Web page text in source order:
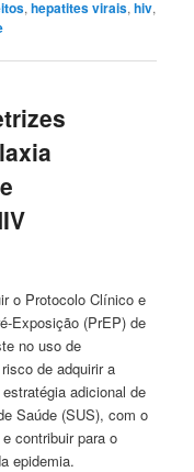
,hepatites virais,hiv,
o Protocolo Clínico e
Exposição (PrEP) de
no uso de
de adquirir a
adicional de
Saúde (SUS), com o
contribuir para o
epidemia.